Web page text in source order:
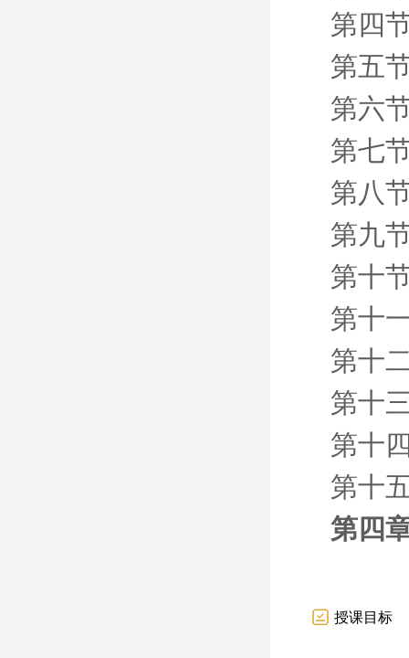
第四
第五
第六
第七
第八
第九
第十
第十
第十
第十
第十
第十
第四
授课目标